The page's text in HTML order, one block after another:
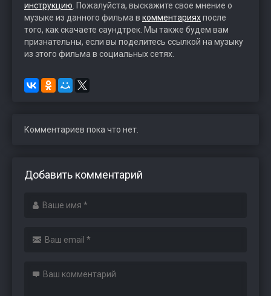
инструкцию . Пожалуйста, выскажите свое мнение о
музыке из данного фильма в комментарияхпосле
того, как скачаете саундтрек. Мы также будем вам
признательны, если вы поделитесь ссылкой на музыку
из этого фильма в социальных сетях.
Комментариев пока что нет.
Добавить комментарий